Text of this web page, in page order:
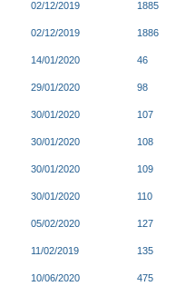
02/12/2019 1885
02/12/2019 1886
14/01/2020 46
29/01/2020 98
30/01/2020 107
30/01/2020 108
30/01/2020 109
30/01/2020 110
05/02/2020 127
11/02/2019 135
10/06/2020 475